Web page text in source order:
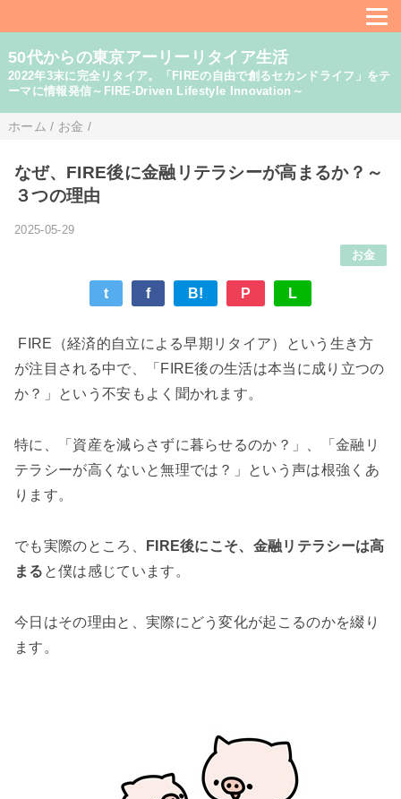
50代からの東京アーリーリタイア生活
2022年3末に完全リタイア。「FIREの自由で創るセカンドライフ」をテ
ーマに情報発信～FIRE-Driven Lifestyle Innovation～
ホーム / お金 /
なぜ、FIRE後に金融リテラシーが高まるか？～
３つの理由
2025-05-29
お金
t f B! P L
FIRE（経済的自立による早期リタイア）という生き方
が注目される中で、「FIRE後の生活は本当に成り立つの
か？」という不安もよく聞かれます。
特に、「資産を減らさずに暮らせるのか？」、「金融リ
テラシーが高くないと無理では？」という声は根強くあ
ります。
でも実際のところ、
FIRE後にこそ、金融リテラシーは高
まる と僕は感じています。
今日はその理由と、実際にどう変化が起こるのかを綴り
ます。